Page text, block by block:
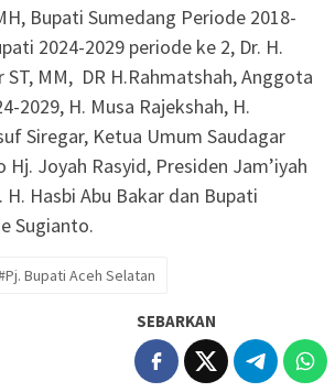
Bupati Sumedang Periode 2018-
2024-2029 periode ke 2, Dr. H.
ST, MM, DR H.Rahmatshah, Anggota
2029, H. Musa Rajekshah, H.
Siregar, Ketua Umum Saudagar
Hj. Joyah Rasyid, Presiden Jam’iyah
Hasbi Abu Bakar dan Bupati
Sugianto.
Bupati Aceh Selatan
SEBARKAN